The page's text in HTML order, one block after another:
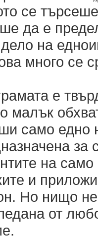
се
да е
на
много се
е
малък
само едно
за
на
и
Но нищо
от